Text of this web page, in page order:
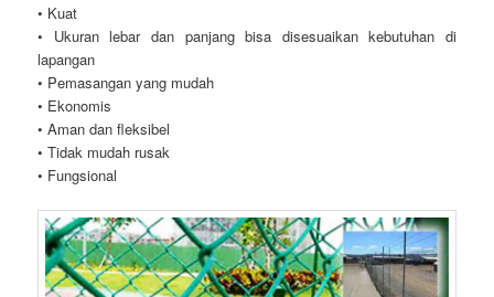
• Kuat
• Ukuran lebar dan panjang bisa disesuaikan kebutuhan di
lapangan
• Pemasangan yang mudah
• Ekonomis
• Aman dan fleksibel
• Tidak mudah rusak
• Fungsional